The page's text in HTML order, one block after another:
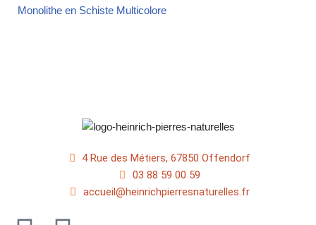
Monolithe en Schiste Multicolore
4 Rue des Métiers, 67850 Offendorf
03 88 59 00 59
accueil@heinrichpierresnaturelles.fr